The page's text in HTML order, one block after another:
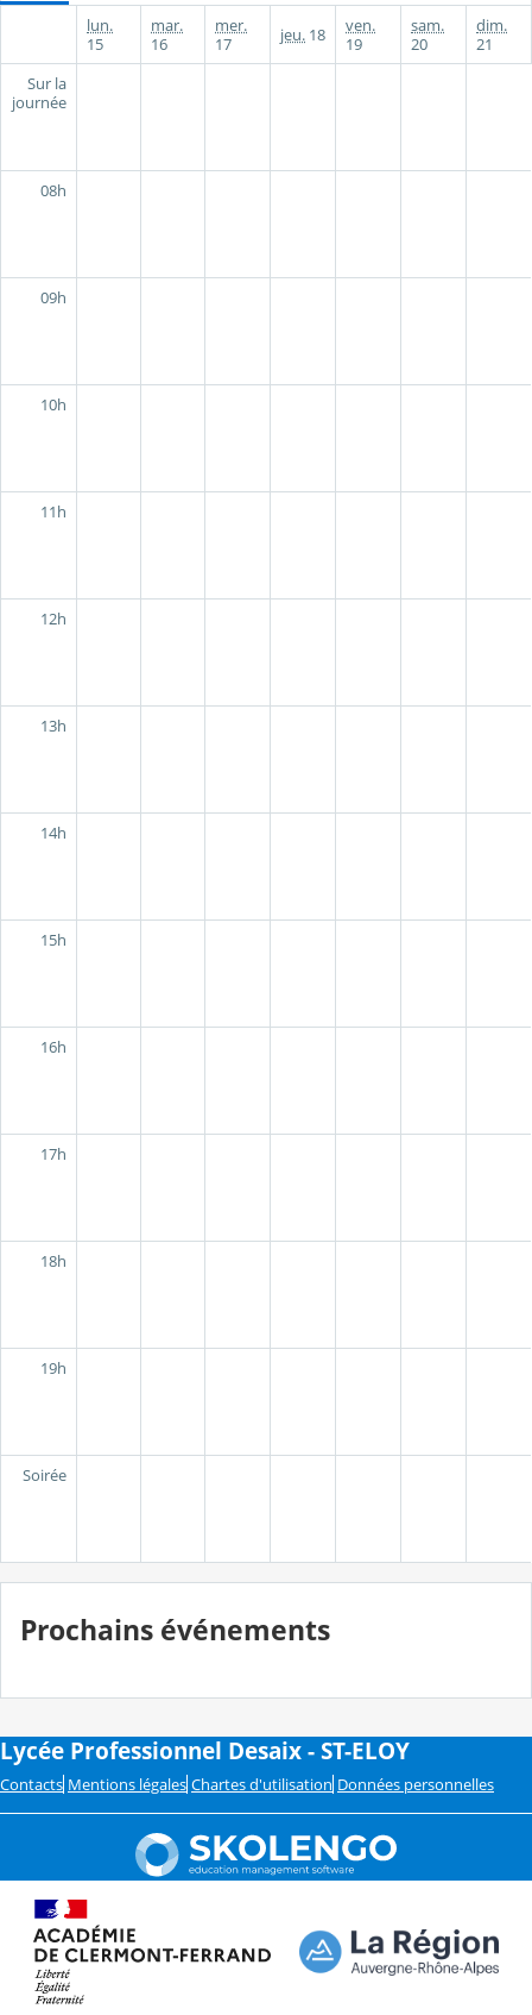
lun.
15
mar.
16
mer.
17
jeu. 18
ven.
19
sam.
20
dim.
21
Sur la
journée
08h
09h
10h
11h
12h
13h
14h
15h
16h
17h
18h
19h
Soirée
Prochains événements
Lycée Professionnel Desaix - ST-ELOY
Contacts Mentions légales Chartes d'utilisation Données personnelles